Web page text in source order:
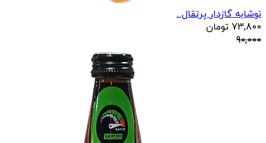
نوشابه گازدار پرتقال...
73,800 تومان
90,000